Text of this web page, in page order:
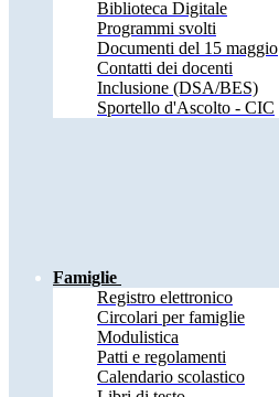
Biblioteca Digitale
Programmi svolti
Documenti del 15 maggio
Contatti dei docenti
Inclusione (DSA/BES)
Sportello d'Ascolto - CIC
Famiglie
Registro elettronico
Circolari per famiglie
Modulistica
Patti e regolamenti
Calendario scolastico